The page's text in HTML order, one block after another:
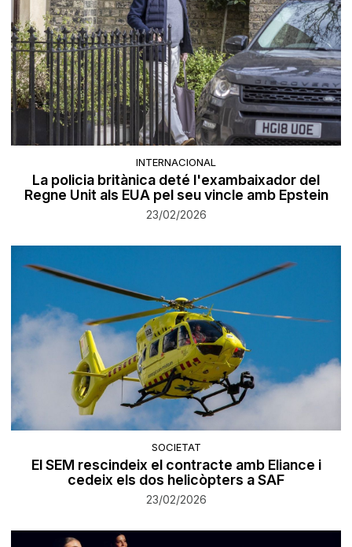
INTERNACIONAL
La policia britànica deté l'exambaixador del
Regne Unit als EUA pel seu vincle amb Epstein
23/02/2026
SOCIETAT
El SEM rescindeix el contracte amb Eliance i
cedeix els dos helicòpters a SAF
23/02/2026